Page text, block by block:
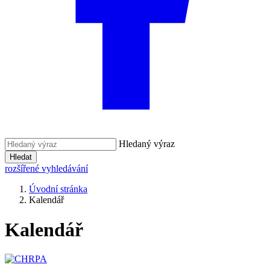
Hledaný výraz
Hledat
rozšířené vyhledávání
Úvodní stránka
Kalendář
Kalendář